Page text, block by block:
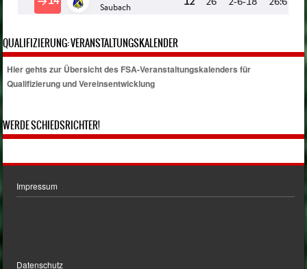
QUALIFIZIERUNG: VERANSTALTUNGSKALENDER
Hier gehts zur Übersicht des FSA-Veranstaltungskalenders für
Qualifizierung und Vereinsentwicklung
WERDE SCHIEDSRICHTER!
Impressum
Datenschutz